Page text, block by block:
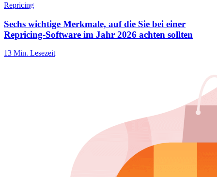
Repricing
Sechs wichtige Merkmale, auf die Sie bei einer
Repricing-Software im Jahr 2026 achten sollten
13 Min. Lesezeit